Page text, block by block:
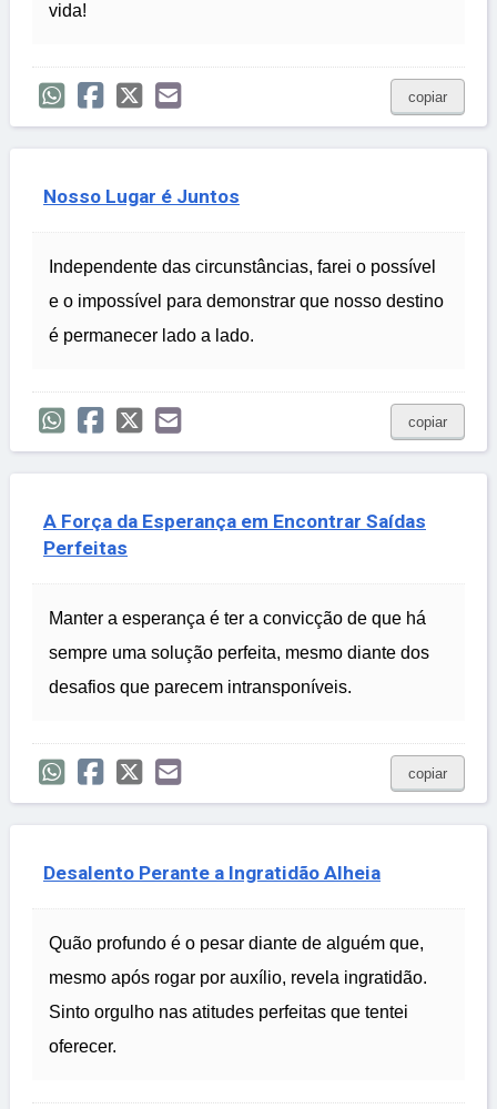
vida!
copiar
Nosso Lugar é Juntos
Independente das circunstâncias, farei o possível
e o impossível para demonstrar que nosso destino
é permanecer lado a lado.
copiar
A Força da Esperança em Encontrar Saídas
Perfeitas
Manter a esperança é ter a convicção de que há
sempre uma solução perfeita, mesmo diante dos
desafios que parecem intransponíveis.
copiar
Desalento Perante a Ingratidão Alheia
Quão profundo é o pesar diante de alguém que,
mesmo após rogar por auxílio, revela ingratidão.
Sinto orgulho nas atitudes perfeitas que tentei
oferecer.